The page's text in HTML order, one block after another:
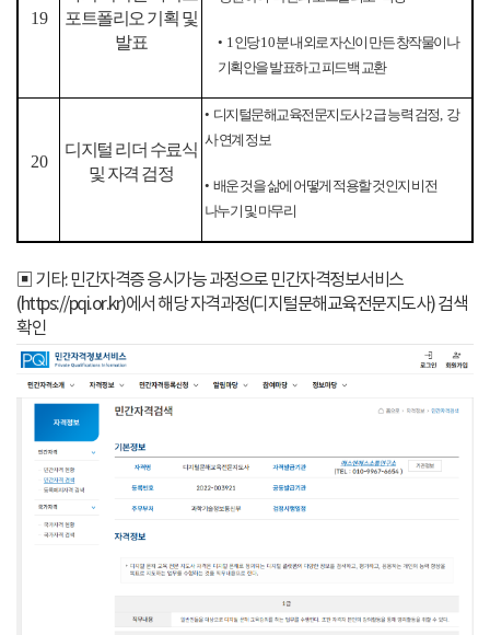
19
포트폴리오 기획 및
발표
• 1 인당10분 내외로 자신이 만든 창작물이나
기획안을 발표하고 피드백 교환
20
디지털 리더 수료식
및 자격 검정
• 디지털문해교육전문지도사2급 능력 검정, 강
사 연계 정보
• 배운 것을 삶에 어떻게 적용할 것인지 비전
나누기 및 마무리
▣ 기타: 민간자격증 응시가능 과정으로 민간자격정보서비스
(https://pqi.or.kr)에서 해당 자격과정(디지털문해교육전문지도사) 검색
확인